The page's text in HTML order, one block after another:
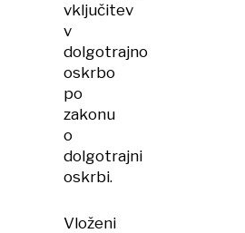
vključitev
v
dolgotrajno
oskrbo
po
zakonu
o
dolgotrajni
oskrbi.
Vloženi